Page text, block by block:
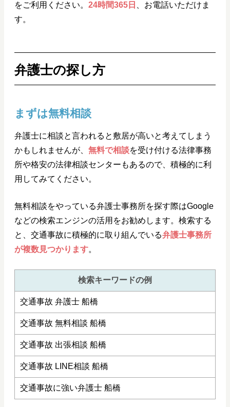
をご利用ください。 24時間365日
、お電話いただけま
す。
弁護士の探し方
まずは無料相談
弁護士に相談と言われると敷居が高いと考えてしまう
かもしれませんが、 無料で相談を受け付ける法律事務
所や格安の法律相談センターもあるので、積極的に利
用してみてください。
無料相談をやっている弁護士事務所を探す際はGoogle
などの検索エンジンの活用をお勧めします。検索する
と、交通事故に積極的に取り組んでいる弁護士事務所
が複数見つかります。
検索キーワードの例
交通事故 弁護士 船橋
交通事故 無料相談 船橋
交通事故 出張相談 船橋
交通事故 LINE相談 船橋
交通事故に強い弁護士 船橋